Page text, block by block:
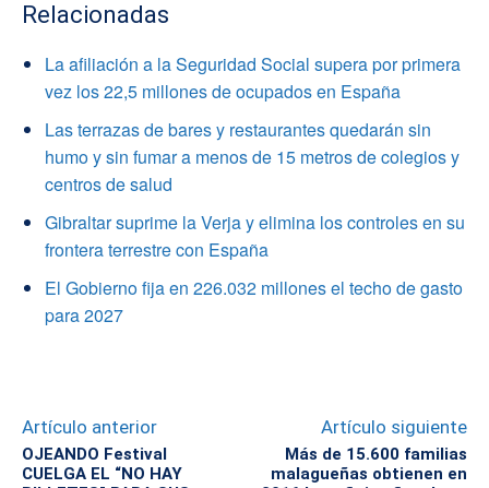
Relacionadas
La afiliación a la Seguridad Social supera por primera
vez los 22,5 millones de ocupados en España
Las terrazas de bares y restaurantes quedarán sin
humo y sin fumar a menos de 15 metros de colegios y
centros de salud
Gibraltar suprime la Verja y elimina los controles en su
frontera terrestre con España
El Gobierno fija en 226.032 millones el techo de gasto
para 2027
Artículo anterior
OJEANDO Festival
CUELGA EL “NO HAY
Artículo siguiente
Más de 15.600 familias
malagueñas obtienen en